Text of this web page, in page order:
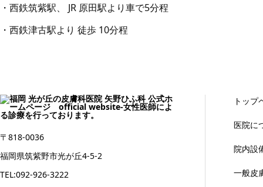
・西鉄筑紫駅、 JR 原田駅より車で5分程
・西鉄津古駅より 徒歩 10分程
〒818-0036
福岡県筑紫野市光が丘4-5-2
TEL:092-926-3222
トップ
医院に
院内設
一般皮